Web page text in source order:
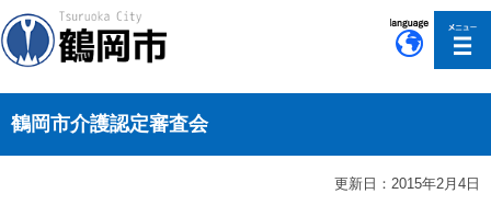
鶴岡市介護認定審査会
更新日：2015年2月4日